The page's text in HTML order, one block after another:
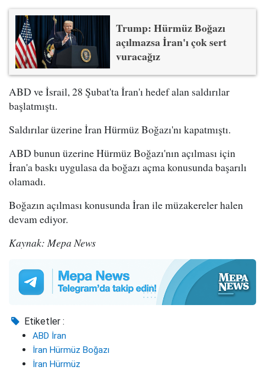
Trump: Hürmüz Boğazı
açılmazsa İran'ı çok sert
vuracağız
ABD ve İsrail, 28 Şubat'ta İran'ı hedef alan saldırılar
başlatmıştı.
Saldırılar üzerine İran Hürmüz Boğazı'nı kapatmıştı.
ABD bunun üzerine Hürmüz Boğazı'nın açılması için
İran'a baskı uygulasa da boğazı açma konusunda başarılı
olamadı.
Boğazın açılması konusunda İran ile müzakereler halen
devam ediyor.
Kaynak: Mepa News
Etiketler :
ABD İran
İran Hürmüz Boğazı
İran Hürmüz